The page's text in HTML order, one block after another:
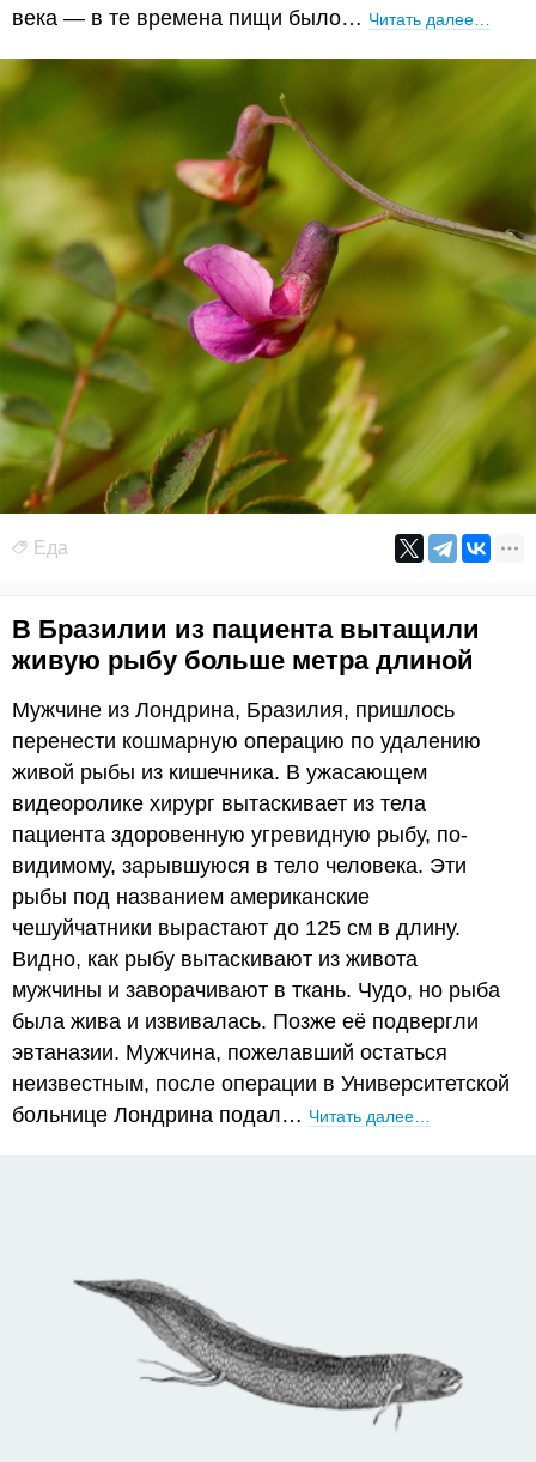
века — в те времена пищи было… Читать далее…
Еда
В Бразилии из пациента вытащили
живую рыбу больше метра длиной
Мужчине из Лондрина, Бразилия, пришлось
перенести кошмарную операцию по удалению
живой рыбы из кишечника. В ужасающем
видеоролике хирург вытаскивает из тела
пациента здоровенную угревидную рыбу, по-
видимому, зарывшуюся в тело человека. Эти
рыбы под названием американские
чешуйчатники вырастают до 125 см в длину.
Видно, как рыбу вытаскивают из живота
мужчины и заворачивают в ткань. Чудо, но рыба
была жива и извивалась. Позже её подвергли
эвтаназии. Мужчина, пожелавший остаться
неизвестным, после операции в Университетской
больнице Лондрина подал… Читать далее…